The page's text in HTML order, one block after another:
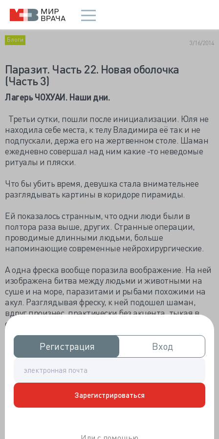
Регистрация
Регистрация Вход
Вход
Зарегистрироваться
Блоги 3/16/2014
Паразит. Часть 22. Новая оболочка
(Часть 3)
Лагерь ЧОХУАИ. Наши дни.
Третьи сутки, пошли после инициализации. Юля не
находила себе места, к телу Владимира её так и не
подпускали, держа его на жертвенном столе. Шаман
ежедневно совершал над ним какие -то неведомые
ритуалы и пляски.
Что бы убить время, девушка стала внимательнее
разглядывать картины в коридоре пирамиды.
Ей показалось странным, что одни люди были в
полтора раза выше, других. Странные операции,
проводимые длинными людьми, больше
напоминающие современные нейрохирургические.
А одна фреска вообще поразила воображение. На ней
изображена битва между людьми и животными на
суше и на море, паразитами и рыбами похожими на
акул. Разглядывая фреску, к ней подошел шаман,
вдруг произнес, практически без акцента, тыкая в
одного нарисованного бойца:
-Фоодия, Чохуаи.
-Что, что?
-Воодия, Чохуаи!- с гордостью и уже более твердо
ответил тот. Обескураженная, она схватила того за
руку.